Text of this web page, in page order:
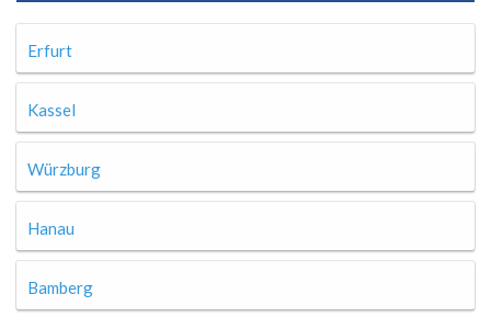
Erfurt
Kassel
Würzburg
Hanau
Bamberg